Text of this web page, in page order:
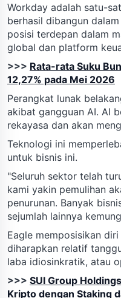
Workday adalah satu-
berhasil dibangun
posisi terdepan dalam
global dan platform
>>> Rata-rata Suku
12,27% pada Mei 2026
Perangkat lunak
akibat gangguan AI. AI
rekayasa dan akan
Teknologi ini
untuk bisnis ini.
"Seluruh sektor telah
kami yakin pemulihan
penurunan. Banyak
sejumlah lainnya
Eagle memposisikan
diharapkan relatif
laba idiosinkratik, atau
>>> SUI Group
Kripto dengan Staking